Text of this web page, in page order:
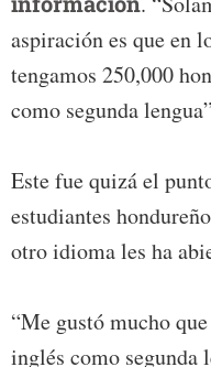
aspiración es que en
tengamos 250,000
como segunda
Este fue quizá el
estudiantes
otro idioma les ha
“Me gustó mucho
inglés como segunda